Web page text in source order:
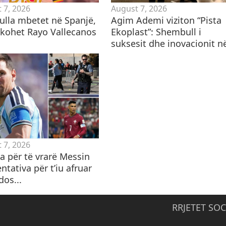
7, 2026
mbetet në Spanjë,
Rayo Vallecanos
August 7, 2026
Agim Ademi viziton “Pista
Ekoplast”: Shembull i
suksesit dhe inovacionit
7, 2026
për të vrarë Messin
për t’iu afruar
RRJETET